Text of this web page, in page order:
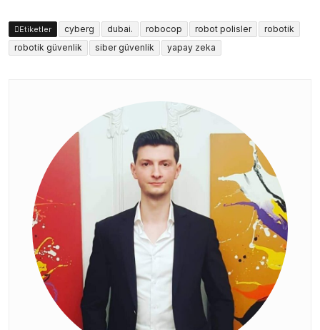
Etiketler cyberg dubai. robocop robot polisler
robotik
robotik güvenlik
siber güvenlik yapay zeka